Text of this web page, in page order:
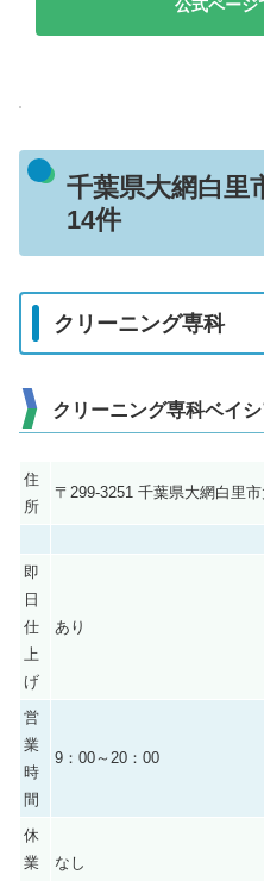
公式ページ
千葉県大網白里
14件
クリーニング専科
クリーニング専科ベイ
住
所
〒299-3251 千葉県大網白里
即
日
仕
上
げ
あり
営
業
時
間
9：00～20：00
休
業
なし